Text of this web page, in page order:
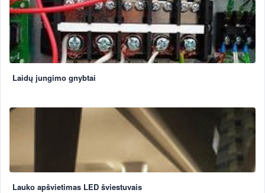
Laidų jungimo gnybtai
Lauko apšvietimas LED šviestuvais